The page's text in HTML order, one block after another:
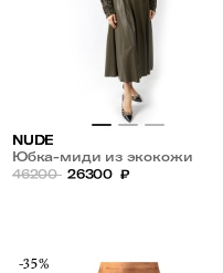
NUDE
Юбка-миди из экокожи
46200 26300 ₽
-35%